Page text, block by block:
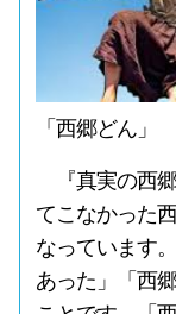
「西郷どん」
『真実の西
てこなかった
なっています
あった」「西